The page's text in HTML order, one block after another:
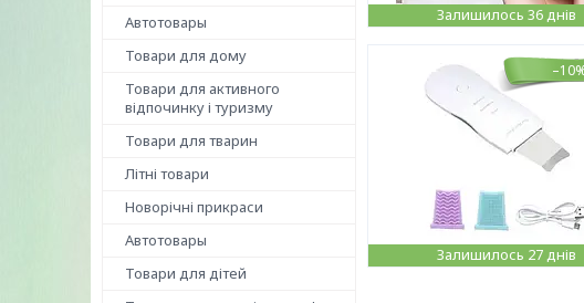
Автотовары
Товари для дому
Товари для активного
відпочинку і туризму
Товари для тварин
Літні товари
Новорічні прикраси
Автотовары
Товари для дітей
Залишилось 36 днів
Залишилось 27 днів